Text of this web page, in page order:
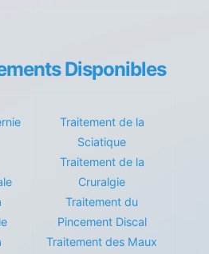
Disponibles
Traitement de la
Sciatique
Traitement de la
Cruralgie
Traitement du
Pincement Discal
Traitement des Maux